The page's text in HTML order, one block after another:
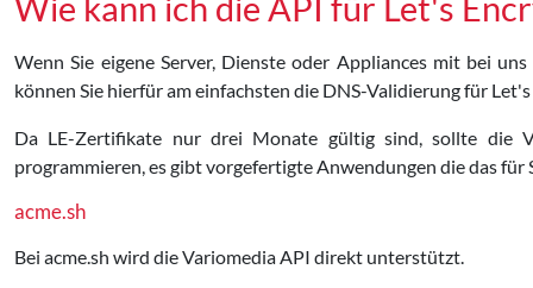
Wenn Sie eigene Server, Dienste oder Appliances mit bei
können Sie hierfür am einfachsten die DNS-Validierung für
Da LE-Zertifikate nur drei Monate gültig sind, sollte die
programmieren, es gibt vorgefertigte Anwendungen die das für
acme.sh
Bei acme.sh wird die Variomedia API direkt unterstützt.